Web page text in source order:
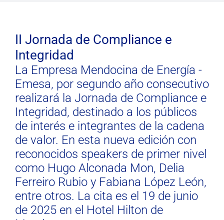
imagen
grande
II Jornada de Compliance e
Integridad
La Empresa Mendocina de Energía -
Emesa, por segundo año consecutivo
realizará la Jornada de Compliance e
Integridad, destinado a los públicos
de interés e integrantes de la cadena
de valor. En esta nueva edición con
reconocidos speakers de primer nivel
como Hugo Alconada Mon, Delia
Ferreiro Rubio y Fabiana López León,
entre otros. La cita es el 19 de junio
de 2025 en el Hotel Hilton de